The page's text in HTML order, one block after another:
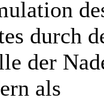
durch
der
als